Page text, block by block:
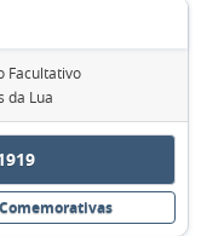
Facultativo
da Lua